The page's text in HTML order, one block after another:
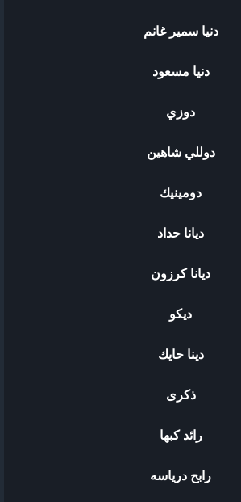
دنيا سمير غانم
دنيا مسعود
دوزي
دوللي شاهين
دومينيك
ديانا حداد
ديانا كرزون
ديكو
دينا حايك
ذكرى
رائد كبها
رابح درياسه